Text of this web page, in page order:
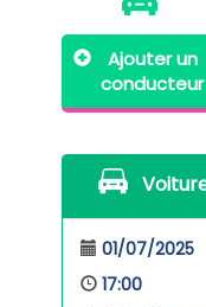
Ajouter un
conducteur
01/07/2025
17:00